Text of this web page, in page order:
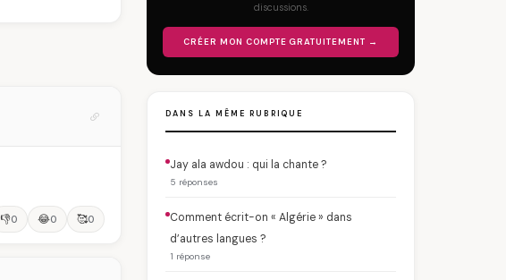
👎0 😂0 🥰0
discussions.
CRÉER MON COMPTE GRATUITEMENT →
DANS LA MÊME RUBRIQUE
Jay ala awdou : qui la chante ?
5 réponses
Comment écrit-on « Algérie » dans
d’autres langues ?
1 réponse